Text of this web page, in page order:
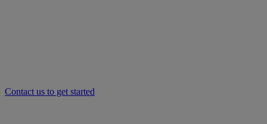
Contact us to get started